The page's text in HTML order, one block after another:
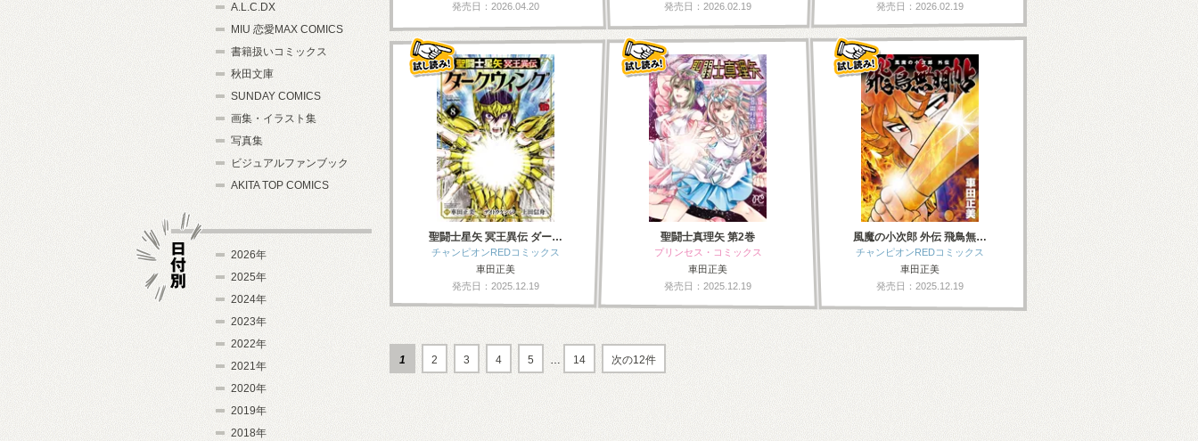
発売日：2026.04.20
発売日：2026.02.19
発売日：2026.02.19
聖闘士星矢 冥王異伝 ダー…
チャンピオンREDコミックス
車田正美
発売日：2025.12.19
聖闘士真理矢 第2巻
プリンセス・コミックス
車田正美
発売日：2025.12.19
風魔の小次郎 外伝 飛鳥無…
チャンピオンREDコミックス
車田正美
発売日：2025.12.19
1 2 3 4 5 … 14 次の12件
A.L.C.DX
MIU 恋愛MAX COMICS
書籍扱いコミックス
秋田文庫
SUNDAY COMICS
画集・イラスト集
写真集
ビジュアルファンブック
AKITA TOP COMICS
2026年
2025年
2024年
2023年
2022年
2021年
2020年
2019年
2018年